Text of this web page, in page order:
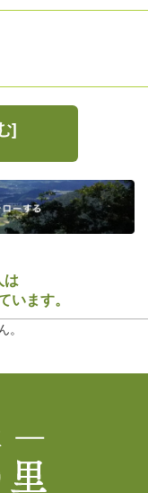
]
は
います。